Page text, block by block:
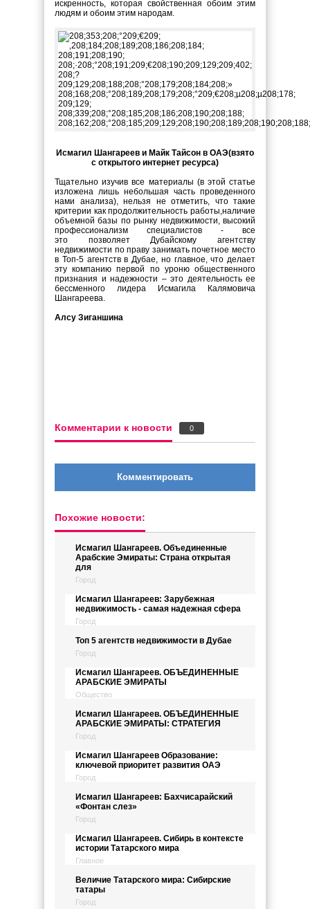
искренность, которая свойственная обоим этим
людям и обоим этим народам.
Исмагил Шангареев и Майк Тайсон в ОАЭ(взято
с открытого интернет ресурса)
Тщательно изучив все материалы (в этой статье
изложена лишь небольшая часть проведенного
нами анализа), нельзя не отметить, что такие
критерии как продолжительность работы,наличие
объемной базы по рынку недвижимости, высокий
профессионализм специалистов - все
это позволяет Дубайскому агентству
недвижимости по праву занимать почетное место
в Топ-5 агентств в Дубае, но главное, что делает
эту компанию первой по уроню общественного
признания и надежности – это деятельность ее
бессменного лидера Исмагила Калямовича
Шангареева.
Алсу Зиганшина
Комментарии к новости 0
Комментировать
Похожие новости:
Исмагил Шангареев. Объединенные
Арабские Эмираты: Страна открытая
для
Город
Исмагил Шангареев: Зарубежная
недвижимость - самая надежная сфера
Город
Топ 5 агентств недвижимости в Дубае
Город
Исмагил Шангареев. ОБЪЕДИНЕННЫЕ
АРАБСКИЕ ЭМИРАТЫ
Общество
Исмагил Шангареев. ОБЪЕДИНЕННЫЕ
АРАБСКИЕ ЭМИРАТЫ: СТРАТЕГИЯ
Город
Исмагил Шангареев Образование:
ключевой приоритет развития ОАЭ
Город
Исмагил Шангареев: Бахчисарайский
«Фонтан слез»
Город
Исмагил Шангареев. Сибирь в контексте
истории Татарского мира
Главное
Величие Татарского мира: Сибирские
татары
Город